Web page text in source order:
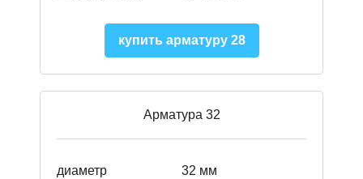
купить арматуру 28
Арматура 32
диаметр 32 мм